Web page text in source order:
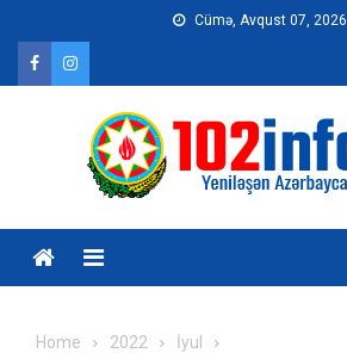
content
Cümə, Avqust 07, 2026
Home 2022
İyul